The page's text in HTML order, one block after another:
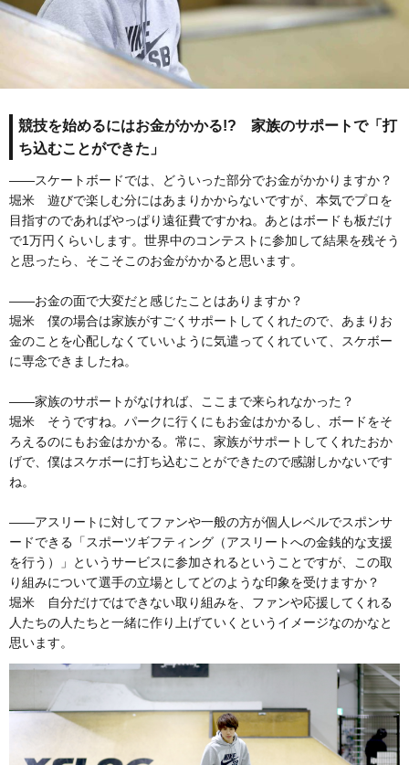
競技を始めるにはお金がかかる!? 家族のサポートで「打
ち込むことができた」
――スケートボードでは、どういった部分でお金がかかりますか？
堀米 遊びで楽しむ分にはあまりかからないですが、本気でプロを
目指すのであればやっぱり遠征費ですかね。あとはボードも板だけ
で1万円くらいします。世界中のコンテストに参加して結果を残そう
と思ったら、そこそこのお金がかかると思います。
――お金の面で大変だと感じたことはありますか？
堀米 僕の場合は家族がすごくサポートしてくれたので、あまりお
金のことを心配しなくていいように気遣ってくれていて、スケボー
に専念できましたね。
――家族のサポートがなければ、ここまで来られなかった？
堀米 そうですね。パークに行くにもお金はかかるし、ボードをそ
ろえるのにもお金はかかる。常に、家族がサポートしてくれたおか
げで、僕はスケボーに打ち込むことができたので感謝しかないです
ね。
――アスリートに対してファンや一般の方が個人レベルでスポンサ
ードできる「スポーツギフティング（アスリートへの金銭的な支援
を行う）」というサービスに参加されるということですが、この取
り組みについて選手の立場としてどのような印象を受けますか？
堀米 自分だけではできない取り組みを、ファンや応援してくれる
人たちの人たちと一緒に作り上げていくというイメージなのかなと
思います。